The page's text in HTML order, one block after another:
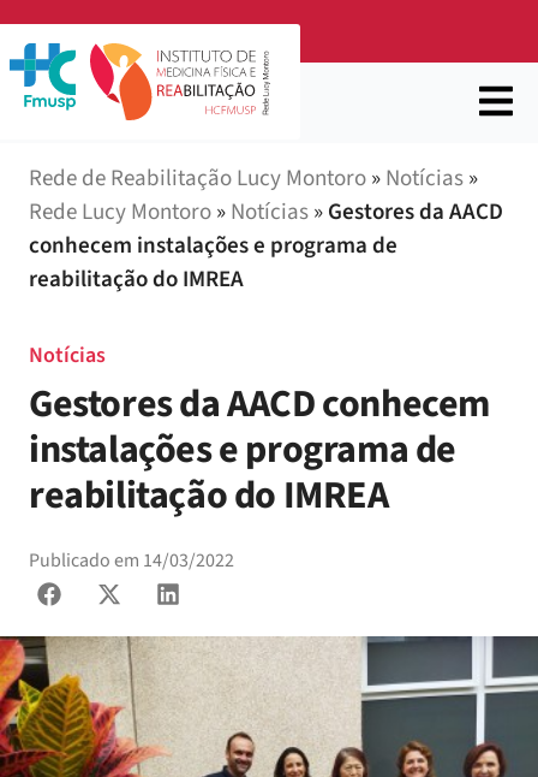
Rede de Reabilitação Lucy Montoro»Notícias»
Rede Lucy Montoro»Notícias»Gestores da AACD
conhecem instalações e programa de
reabilitação do IMREA
Notícias
Gestores da AACD conhecem
instalações e programa de
reabilitação do IMREA
Publicado em 14/03/2022